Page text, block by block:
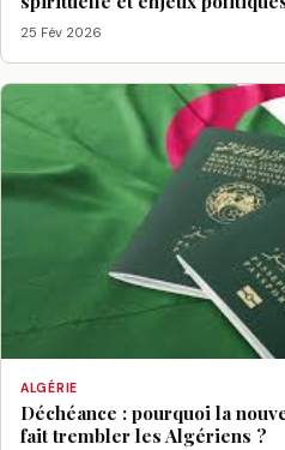
25 Fév 2026
ALGÉRIE
Déchéance : pourquoi la
fait trembler les Algériens ?